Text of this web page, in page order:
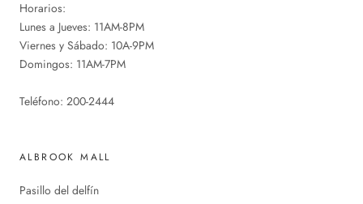
Horarios:
Lunes a Jueves: 11AM-8PM
Viernes y Sábado: 10A-9PM
Domingos: 11AM-7PM
Teléfono: 200-2444
ALBROOK MALL
Pasillo del delfín